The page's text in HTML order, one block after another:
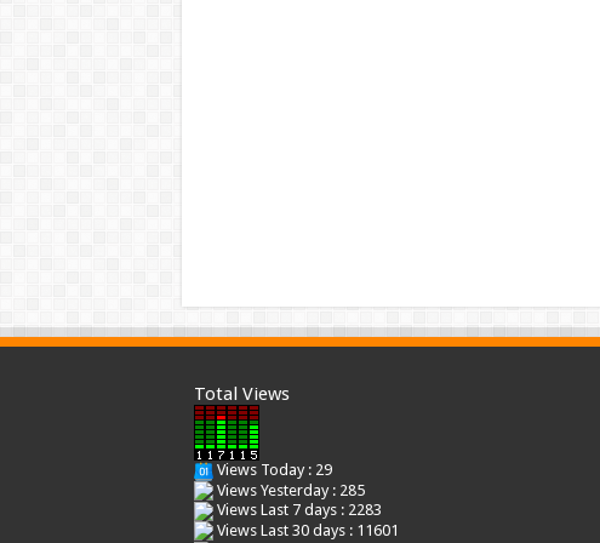
Total Views
Views Today : 29
Views Yesterday : 285
Views Last 7 days : 2283
Views Last 30 days : 11601